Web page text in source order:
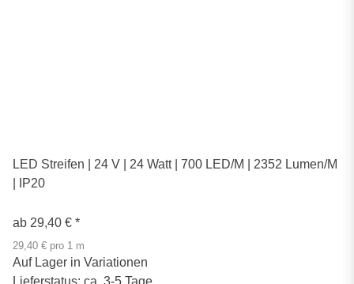
LED Streifen | 24 V | 24 Watt | 700 LED/M | 2352 Lumen/M
| IP20
ab 29,40 € *
29,40 € pro 1 m
Auf Lager in Variationen
Lieferstatus: ca. 3-5 Tage